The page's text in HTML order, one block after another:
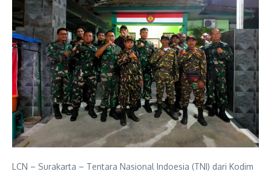
LCN – Surakarta – Tentara Nasional Indoesia (TNI) dari Kodim